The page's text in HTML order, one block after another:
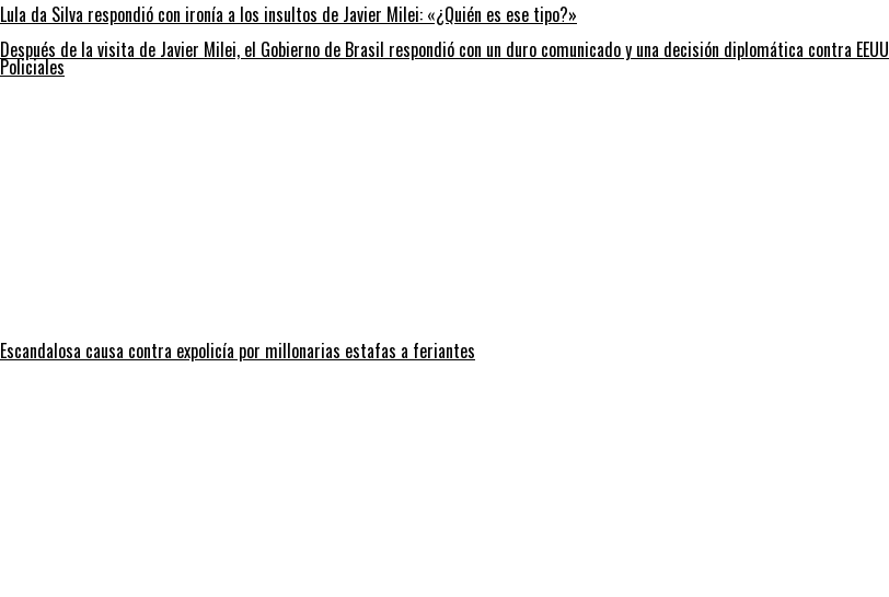
Lula da Silva respondió con ironía a los insultos de Javier Milei: «¿Quién es ese tipo?»
Después de la visita de Javier Milei, el Gobierno de Brasil respondió con un duro comunicado y una decisión diplomática contra EEUU
Policiales
Escandalosa causa contra expolicía por millonarias estafas a feriantes